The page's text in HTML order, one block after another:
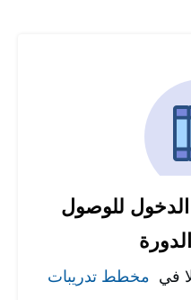
للوصول
في مخطط تدريبات